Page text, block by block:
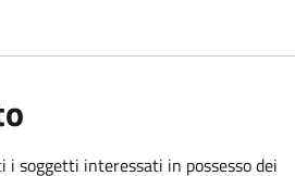
soggetti interessati in possesso dei